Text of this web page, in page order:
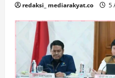
redaksi_ mediarakyat.co 5